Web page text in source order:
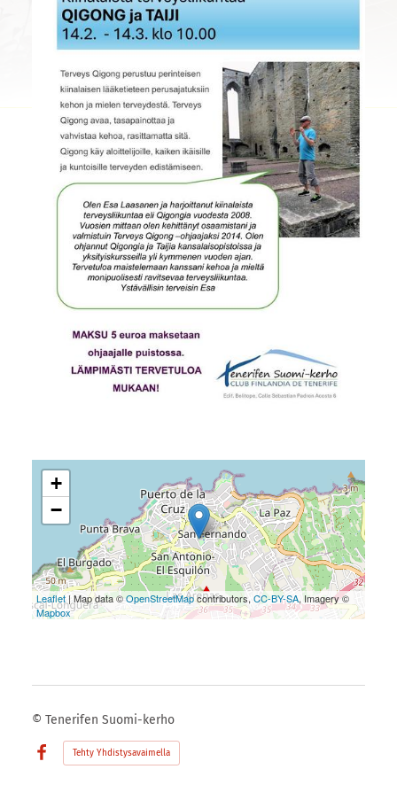
+
−
Leaflet| Map data ©OpenStreetMapcontributors,CC-BY-SA, Imagery ©
Mapbox
© Tenerifen Suomi-kerho
Facebook
Tehty Yhdistysavaimella